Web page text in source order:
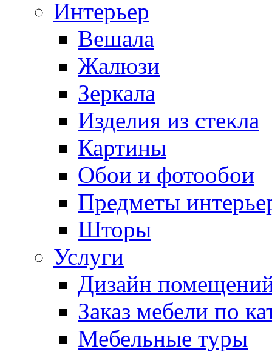
Интерьер
Вешала
Жалюзи
Зеркала
Изделия из стекла
Картины
Обои и фотообои
Предметы
Шторы
Услуги
Дизайн
Заказ мебели по
Мебельные туры